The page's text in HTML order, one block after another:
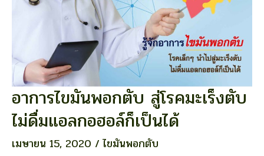
อาการไขมันพอกตับ สู่โรคมะเร็งตับ
ไม่ดื่มแอลกอฮอล์ก็เป็นได้
เมษายน 15, 2020 /ไขมันพอกตับ
อาการ
ไข
มัน
ตับ